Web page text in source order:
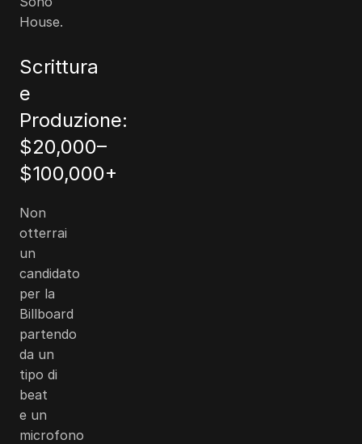
House.
Scrittura
e
Produzione:
$20,000–
$100,000+
Non
otterrai
un
candidato
per la
Billboard
partendo
da un
tipo di
beat
e un
microfono